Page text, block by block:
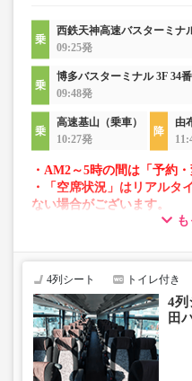
西鉄天神高速バスターミナ
09:25発
博多バスターミナル 3F 34
09:48発
高速基山（乗車）
10:27発
由
・AM2～5時の間は「予約
・「空席状況」はリアルタ
ない場合がございます。
・車両は予告なく変更とな
で、あらかじめご了承くだ
4列シート トイレ付き
4列
田